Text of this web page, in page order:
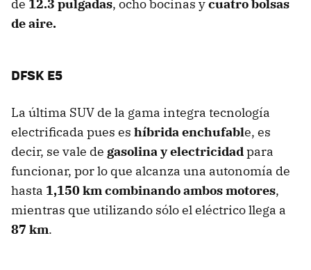
de 12.3 pulgadas, ocho bocinas ycuatro bolsas
de aire.
DFSK E5
La última SUV de la gama integra tecnología
electrificada pues es híbrida enchufable, es
decir, se vale de gasolina y electricidadpara
funcionar, por lo que alcanza una autonomía de
hasta 1,150 km combinando ambos motores,
mientras que utilizando sólo el eléctrico llega a
87 km.